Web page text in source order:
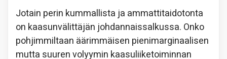
Jotain perin kummallista ja ammattitaidotonta
on kaasunvälittäjän johdannaissalkussa. Onko
pohjimmiltaan äärimmäisen pienimarginaalisen
mutta suuren volyymin kaasuliiketoiminnan